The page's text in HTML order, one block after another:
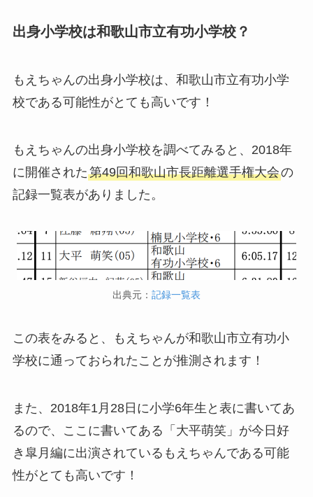
出身小学校は和歌山市立有功小学校？
もえちゃんの出身小学校は、和歌山市立有功小学
校である可能性がとても高いです！
もえちゃんの出身小学校を調べてみると、2018年
に開催された第49回和歌山市長距離選手権大会の
記録一覧表がありました。
出典元： 記録一覧表
この表をみると、もえちゃんが和歌山市立有功小
学校に通っておられたことが推測されます！
また、2018年1月28日に小学6年生と表に書いてあ
るので、ここに書いてある「大平萌笑」が今日好
き皐月編に出演されているもえちゃんである可能
性がとても高いです！